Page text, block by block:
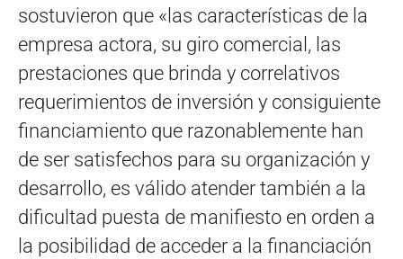
sostuvieron que «las características de la
empresa actora, su giro comercial, las
prestaciones que brinda y correlativos
requerimientos de inversión y consiguiente
financiamiento que razonablemente han
de ser satisfechos para su organización y
desarrollo, es válido atender también a la
dificultad puesta de manifiesto en orden a
la posibilidad de acceder a la financiación